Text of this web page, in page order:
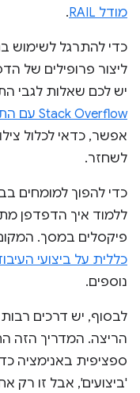
מודל RAIL
.
כדי להתרגל לשימוש
ליצור פרופילים של
יש לכם שאלות לגבי
Stack Overflow עם התג
אפשר, כדאי לכלול
לשחזר.
כדי להפוך למומחים
פיקסלים במסך.
כללית על ביצועי
נוספים.
לבסוף, יש דרכים
הריצה. המדריך הזה
ספציפית באנימציה
'ביצועים', אבל זו רק